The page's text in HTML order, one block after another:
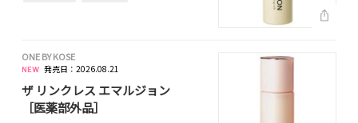
ONE BY KOSE
発売日：2026.08.21
ザ リンクレス エマルジョン
［医薬部外品］